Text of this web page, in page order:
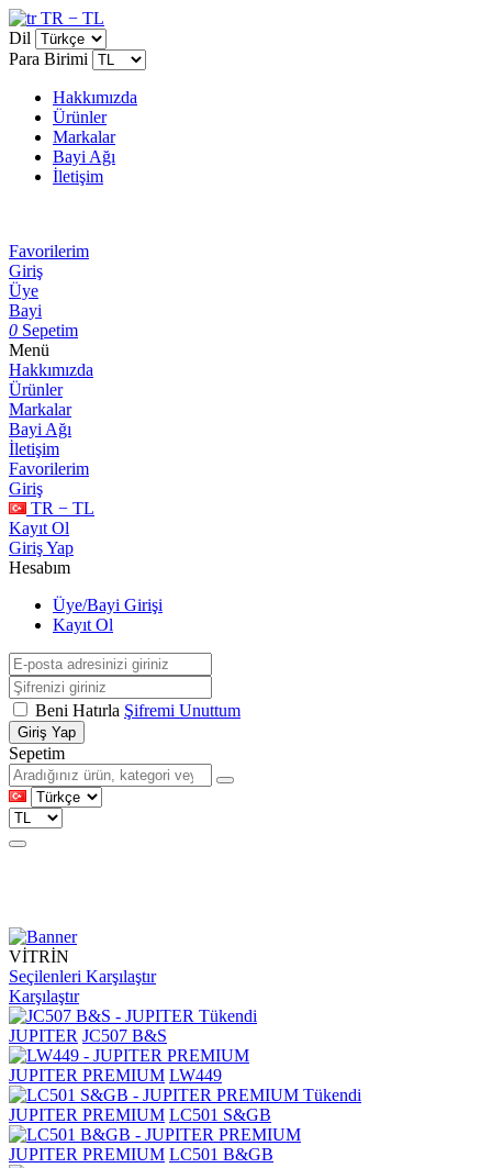
TR − TL
Dil
Para Birimi
Hakkımızda
Ürünler
Markalar
Bayi Ağı
İletişim
Favorilerim
Giriş
Üye
Bayi
0 Sepetim
Menü
Hakkımızda
Ürünler
Markalar
Bayi Ağı
İletişim
Favorilerim
Giriş
TR − TL
Kayıt Ol
Giriş Yap
Hesabım
Üye/Bayi Girişi
Kayıt Ol
Beni Hatırla Şifremi Unuttum
Giriş Yap
Sepetim
VİTRİN
Seçilenleri Karşılaştır
Karşılaştır
Tükendi
JUPITER JC507 B&S
JUPITER PREMIUM LW449
Tükendi
JUPITER PREMIUM LC501 S&GB
JUPITER PREMIUM LC501 B&GB